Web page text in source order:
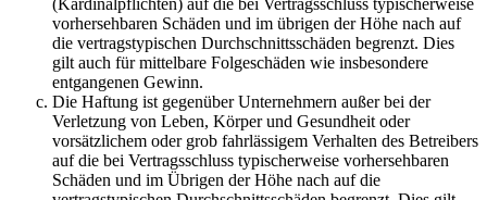
(Kardinalpflichten) auf die bei Vertragsschluss typischerweise
vorhersehbaren Schäden und im übrigen der Höhe nach auf
die vertragstypischen Durchschnittsschäden begrenzt. Dies
gilt auch für mittelbare Folgeschäden wie insbesondere
entgangenen Gewinn.
Die Haftung ist gegenüber Unternehmern außer bei der
Verletzung von Leben, Körper und Gesundheit oder
vorsätzlichem oder grob fahrlässigem Verhalten des Betreibers
auf die bei Vertragsschluss typischerweise vorhersehbaren
Schäden und im Übrigen der Höhe nach auf die